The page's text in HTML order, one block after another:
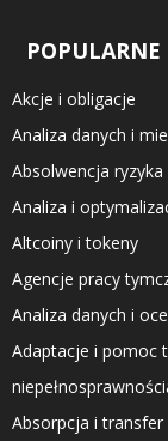
POPULARNE
Akcje i obligacje
Analiza danych i
Absolwencja ryzyka
Analiza i
Altcoiny i tokeny
Agencje pracy
Analiza danych i
Adaptacje i pomoc
Absorpcja i transfer